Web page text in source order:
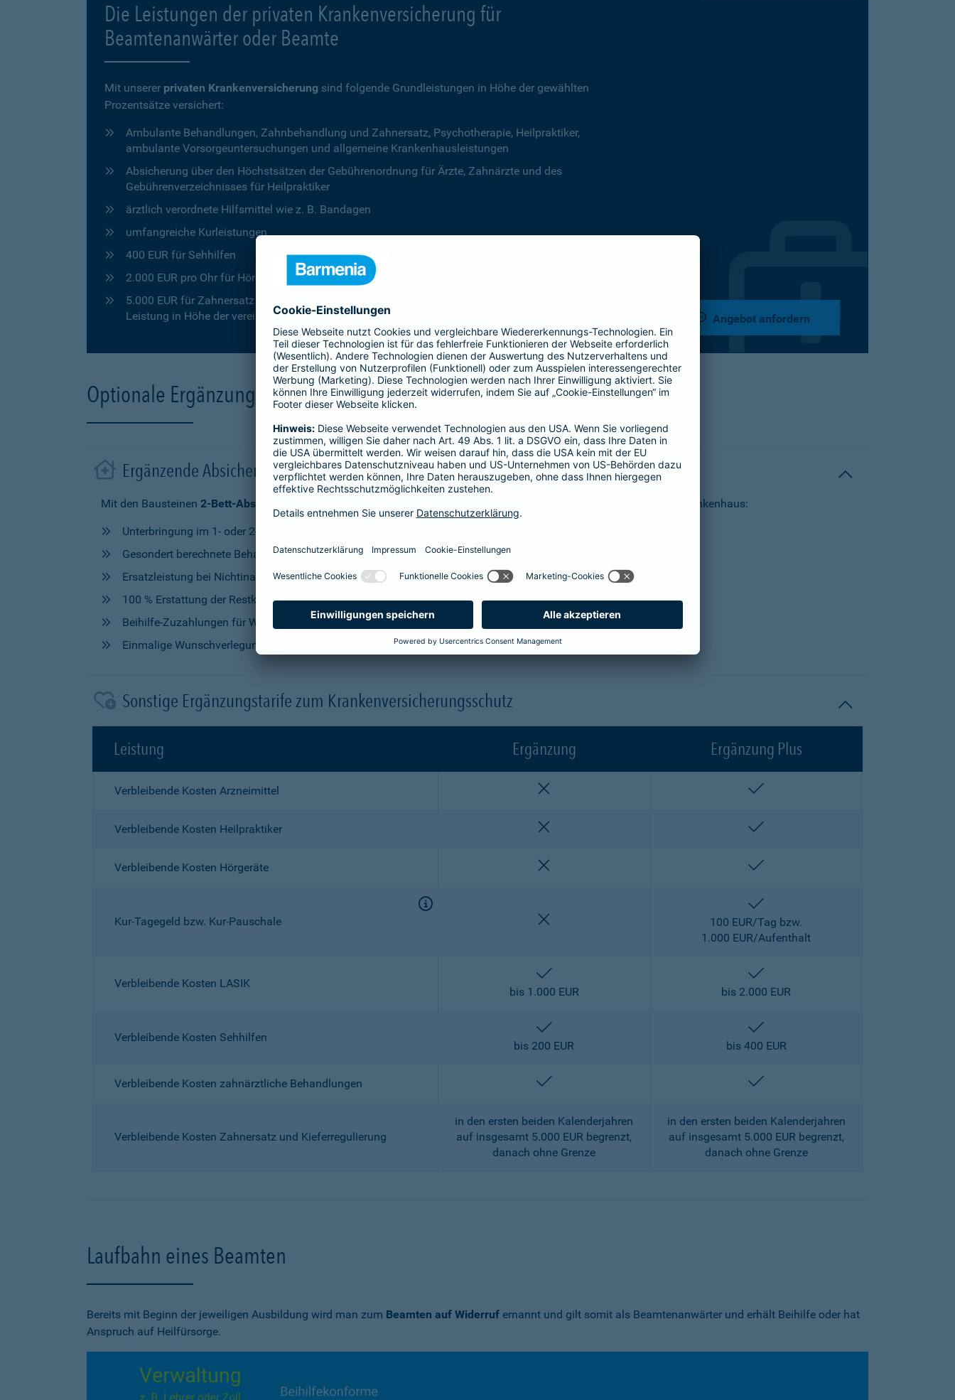
Die Leistungen der privaten Krankenversicherung für
Beamtenanwärter oder Beamte
Mit unserer privaten Krankenversicherung sind folgende Grundleistungen in Höhe der gewählten
Prozentsätze versichert:
Ambulante Behandlungen, Zahnbehandlung und Zahnersatz, Psychotherapie, Heilpraktiker,
ambulante Vorsorgeuntersuchungen und allgemeine Krankenhausleistungen
Absicherung über den Höchstsätzen der Gebührenordnung für Ärzte, Zahnärzte und des
Gebührenverzeichnisses für Heilpraktiker
ärztlich verordnete Hilfsmittel wie z. B. Bandagen
umfangreiche Kurleistungen
400 EUR für Sehhilfen
2.000 EUR pro Ohr für Hörgeräte
5.000 EUR für Zahnersatz in den ersten beiden Kalenderjahren, ab dem dritten Jahr ist die
Leistung in Höhe der vereinbarten Prozentstufe unbegrenzt
Angebot anfordern
Optionale Ergänzungen für deine Krankenversicherung
Ergänzende Absicherung im Krankenhaus
Mit den Bausteinen 2-Bett-Absicherung sicherst du dir zusätzlich folgende Leistungen im Krankenhaus:
Unterbringung im 1- oder 2-Bettzimmer (je nach gewähltem Baustein)
Gesondert berechnete Behandlung durch einen Arzt oder eine Ärztin der Wahl ("Chefarztbehandlung")
Ersatzleistung bei Nichtinanspruchnahme der Wahlleistungen
100 % Erstattung der Restkosten, nach Vorleistung der Beihilfe
Beihilfe-Zuzahlungen für Wahlleistungen
Einmalige Wunschverlegung
Sonstige Ergänzungstarife zum Krankenversicherungsschutz
Leistung Ergänzung Ergänzung Plus
Verbleibende Kosten Arzneimittel
Verbleibende Kosten Heilpraktiker
Verbleibende Kosten Hörgeräte
Kur-Tagegeld bzw. Kur-Pauschale
100 EUR/Tag bzw.
1.000 EUR/Aufenthalt
Verbleibende Kosten LASIK
enthalten
bis 1.000 EUR
bis 2.000 EUR
Verbleibende Kosten Sehhilfen
enthalten
bis 200 EUR
bis 400 EUR
Verbleibende Kosten zahnärztliche Behandlungen enthalten
Verbleibende Kosten Zahnersatz und Kieferregulierung
in den ersten beiden Kalenderjahren
auf insgesamt 5.000 EUR begrenzt,
danach ohne Grenze
in den ersten beiden Kalenderjahren
auf insgesamt 5.000 EUR begrenzt,
danach ohne Grenze
Laufbahn eines Beamten
Bereits mit Beginn der jeweiligen Ausbildung wird man zum Beamten auf Widerruf ernannt und gilt somit als Beamtenanwärter und erhält Beihilfe oder hat
Anspruch auf Heilfürsorge.